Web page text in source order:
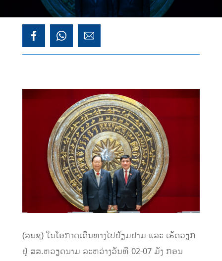
(ສພຊ) ໃນ​ໂອກາດເດີນທາງໄປ​ຢ້ຽມຢາມ ແລະ ເຮັດວຽກ
ຢູ່ ສສ.​ຫວຽດນາມ ລະຫວ່າງວັນທີ 02-07 ມັງ ກອນ